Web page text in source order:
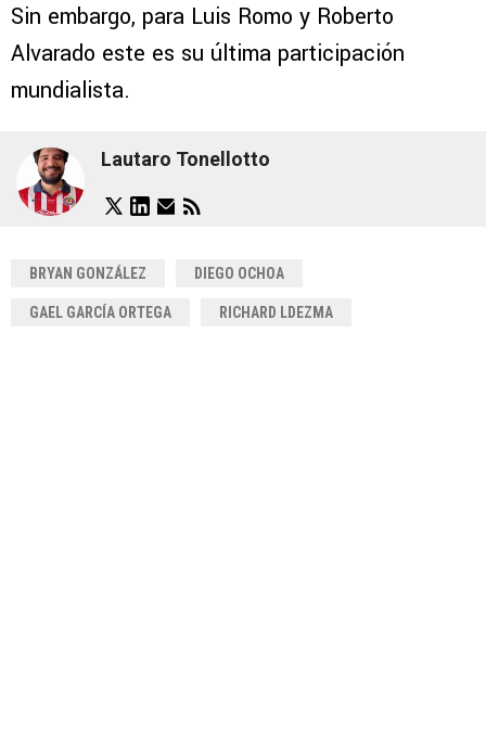
Sin embargo, para Luis Romo y Roberto
Alvarado este es su última participación
mundialista.
Lautaro Tonellotto
BRYAN GONZÁLEZ DIEGO OCHOA
GAEL GARCÍA ORTEGA RICHARD LDEZMA